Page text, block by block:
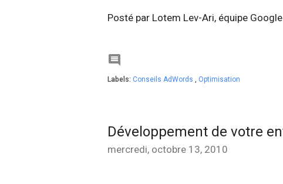
Posté par Lotem Lev-Ari, équipe

Labels: Conseils AdWords Optimisation
Développement de votre
mercredi, octobre 13, 2010